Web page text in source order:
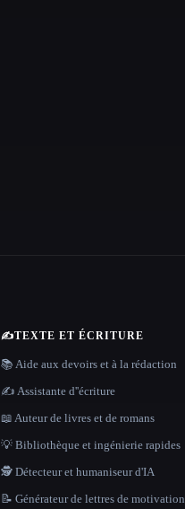
✍️TEXTE ET ÉCRITURE
📚 Aide aux devoirs et à la rédaction
✍️ Assistante d''écriture
📖 Auteur de livres et de romans
💡 Bibliothèque et ingénierie rapides
🕵️ Détecteur et humaniseur d'IA
📝 Générateur de lettres de motivation